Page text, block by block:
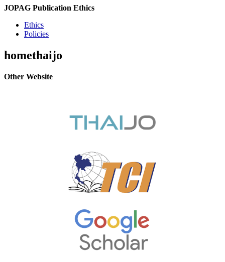
JOPAG Publication Ethics
Ethics
Policies
homethaijo
Other Website